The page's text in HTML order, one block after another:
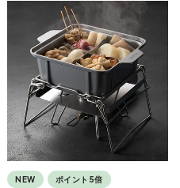
NEW ポイント5倍